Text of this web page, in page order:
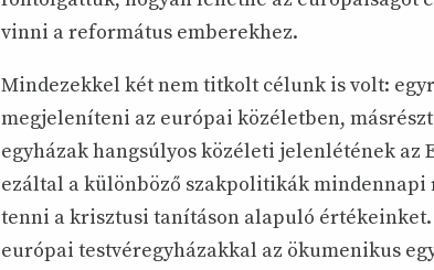
vinni a református emberekhez.
Mindezekkel két nem titkolt célunk is volt:
megjeleníteni az európai közéletben,
egyházak hangsúlyos közéleti jelenlétének
ezáltal a különböző szakpolitikák
tenni a krisztusi tanításon alapuló értékeinket.
európai testvéregyházakkal az ökumenikus